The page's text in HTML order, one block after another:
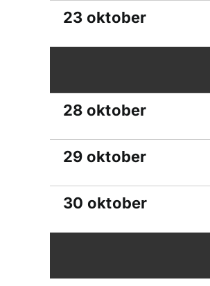
23 oktober
28 oktober
29 oktober
30 oktober